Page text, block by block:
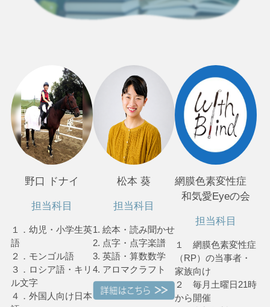
野口 ドナイ
担当科目
１．幼児・小学生英
語
２．モンゴル語
３．ロシア語・キリ
ル文字
４．外国人向け日本
松本 葵
担当科目
1. 絵本・読み聞かせ
2. 点字・点字楽譜
3. 英語・算数数学
4. アロマクラフト
網膜色素変性症
和気愛Eyeの会
担当科目
１ 網膜色素変性症
（RP）の当事者・
家族向け
２ 毎月土曜日21時
から開催